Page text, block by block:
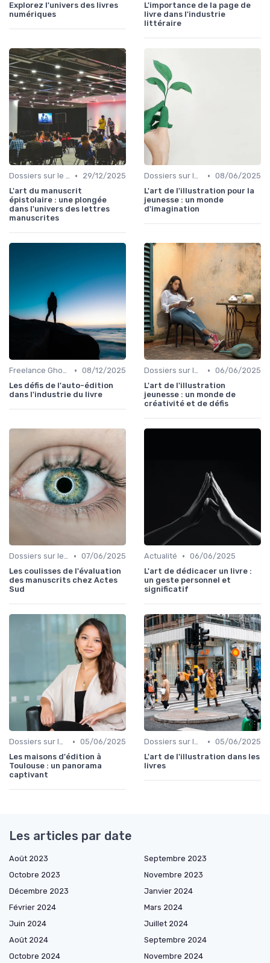
Explorez l'univers des livres
numériques
L'importance de la page de
livre dans l'industrie
littéraire
Dossiers sur le monde de l'édition •
29/12/2025
L'art du manuscrit
épistolaire : une plongée
dans l'univers des lettres
manuscrites
Dossiers sur le monde de l'édition • 08/06/2025
L'art de l'illustration pour la
jeunesse : un monde
d'imagination
Freelance Ghost Writer & rédaction externalisée • 08/12/2025
Les défis de l'auto-édition
dans l'industrie du livre
Dossiers sur le monde de l'édition • 06/06/2025
L'art de l'illustration
jeunesse : un monde de
créativité et de défis
Dossiers sur le monde de l'édition • 07/06/2025
Les coulisses de l'évaluation
des manuscrits chez Actes
Sud
Actualité • 06/06/2025
L'art de dédicacer un livre :
un geste personnel et
significatif
Dossiers sur le monde de l'édition • 05/06/2025
Les maisons d'édition à
Toulouse : un panorama
captivant
Dossiers sur le monde de l'édition • 05/06/2025
L'art de l'illustration dans les
livres
Les articles par date
Août 2023
Septembre 2023
Octobre 2023
Novembre 2023
Décembre 2023
Janvier 2024
Février 2024
Mars 2024
Juin 2024
Juillet 2024
Août 2024
Septembre 2024
Octobre 2024
Novembre 2024